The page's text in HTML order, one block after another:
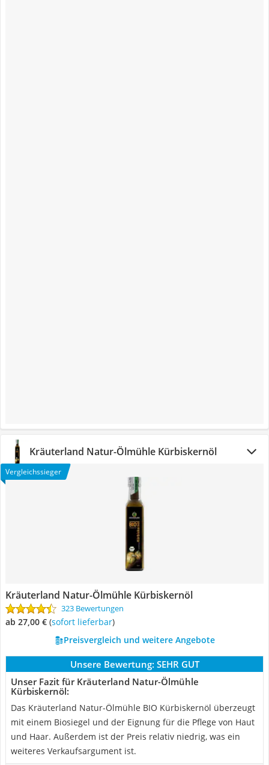
Kräuterland Natur-Ölmühle Kürbiskernöl
Vergleichssieger
Kräuterland Natur-Ölmühle Kürbiskernöl
323 Bewertungen
ab 27,00 € ( Sofort lieferbar)
Preisvergleich und weitere Angebote
Unsere Bewertung: SEHR GUT
Unser Fazit für Kräuterland Natur-Ölmühle
Kürbiskernöl:
Das Kräuterland Natur-Ölmühle BIO Kürbiskernöl überzeugt
mit einem Biosiegel und der Eignung für die Pflege von Haut
und Haar. Außerdem ist der Preis relativ niedrig, was ein
weiteres Verkaufsargument ist.